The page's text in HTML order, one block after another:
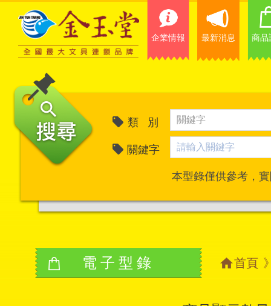
企業情報 最新消息 商品
類 別
關鍵字
本型錄僅供參考，
電子型錄 首頁